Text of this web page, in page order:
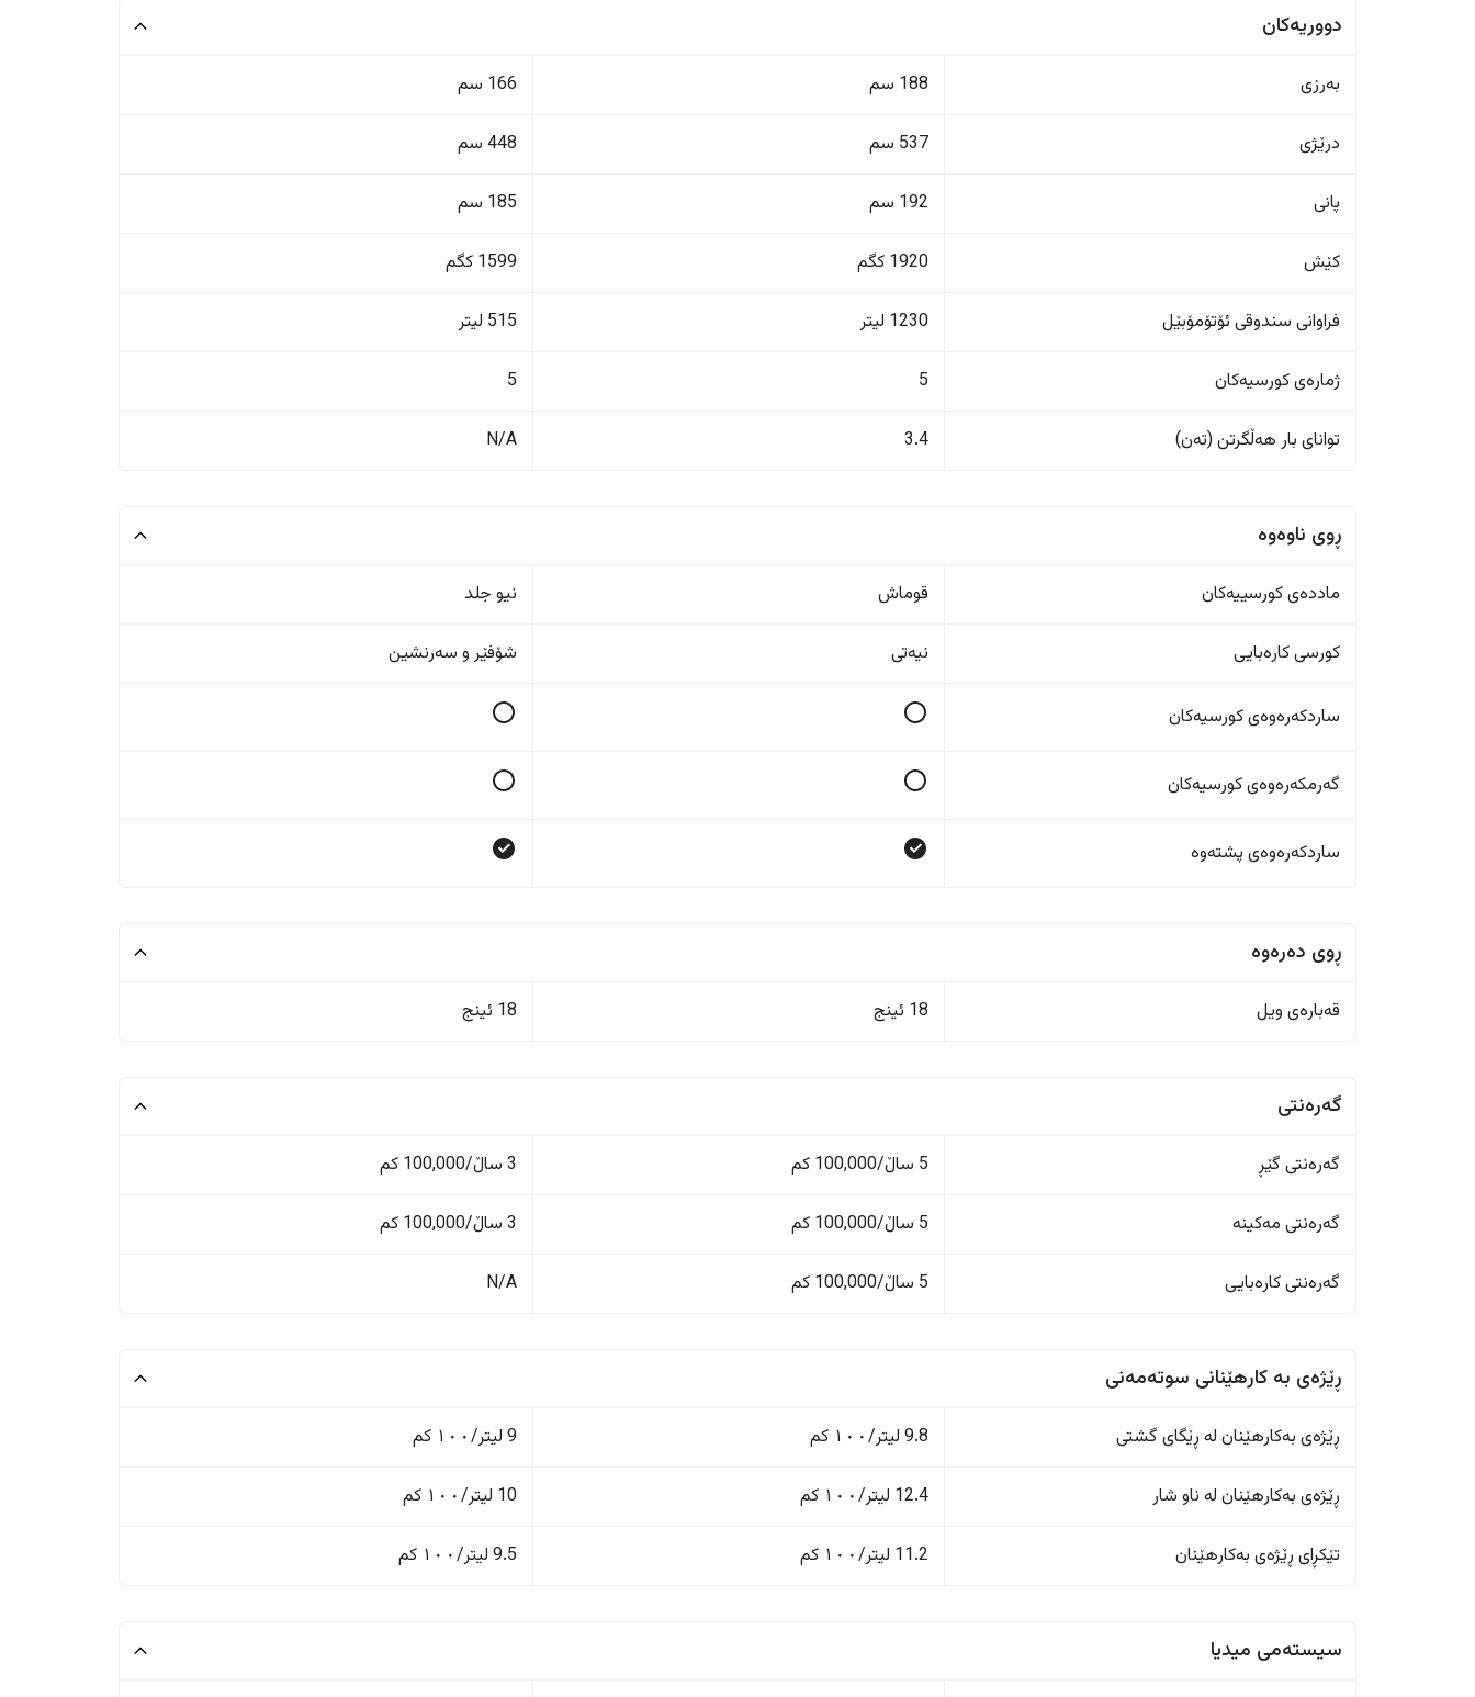
دووریەکان
بەرزی 188 سم 166 سم
درێژی 537 سم 448 سم
پانی 192 سم 185 سم
کێش 1920 کگم 1599 کگم
فراوانی سندوقی ئۆتۆمۆبێل 1230 لیتر 515 لیتر
ژمارەی کورسیەکان 5
5
تواناى بار هەڵگرتن (تەن) 3.4
N/A
ڕوی ناوەوە
ماددەی کورسییەکان قوماش نیو جلد
کورسی کارەبایی نیەتی شۆفێر و سەرنشین
ساردکەرەوەی کورسیەکان
گەرمکەرەوەی کورسیەکان
ساردکەرەوەی پشتەوە
ڕوی دەرەوە
قەبارەی ویل 18 ئینج 18 ئینج
گەرەنتی
گەرەنتی گێڕ 5 ساڵ/100,000 کم 3 ساڵ/100,000 کم
گەرەنتی مەکینە 5 ساڵ/100,000 کم 3 ساڵ/100,000 کم
گەرەنتی کارەبایی 5 ساڵ/100,000 کم N/A
ڕێژەى به کارهێنانی سوتەمەنی
ڕێژەى بەکارهێنان له ڕێگای گشتی 9.8 لیتر/١٠٠ کم 9 لیتر/١٠٠ کم
ڕێژەى بەکارهێنان له ناو شار 12.4 لیتر/١٠٠ کم 10 لیتر/١٠٠ کم
تێکڕای ڕێژەى بەکارهێنان 11.2 لیتر/١٠٠ کم 9.5 لیتر/١٠٠ کم
سیستەمی میدیا